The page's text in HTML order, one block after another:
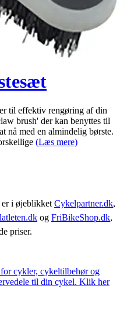
til effektiv rengøring af din
brush' der kan benyttes til
nå med en almindelig børste.
(Læs mere)
i øjeblikket Cykelpartner.dk,
og FriBikeShop.dk,
priser.
cykler, cykeltilbehør og
til din cykel. Klik her